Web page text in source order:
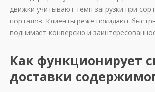
движки учитывают темп загрузки при
порталов. Клиенты реже покидают
поднимает конверсию и
Как функционирует
доставки